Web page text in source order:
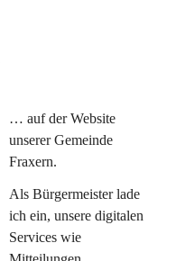
… auf der Website
unserer Gemeinde
Fraxern.
Als Bürgermeister lade
ich ein, unsere digitalen
Services wie